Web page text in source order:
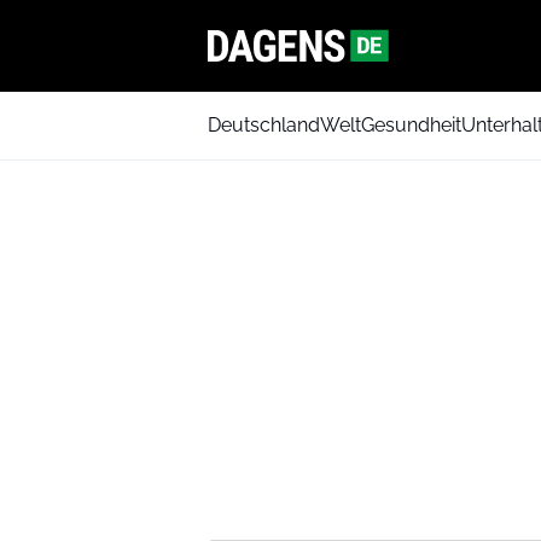
DeutschlandWeltGesundheit